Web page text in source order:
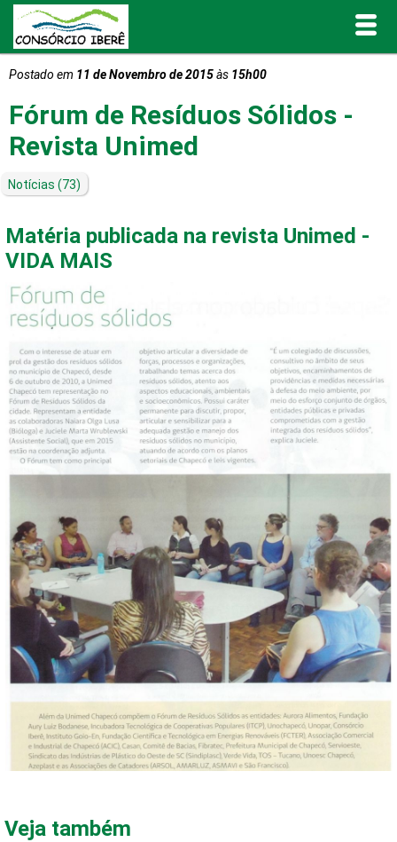
Inicial
O Consórcio Iberê
Projetos
Portal de Transparência
Informativos e Relatórios
Notícias
Contato
FECHAR PEDIDO
Postado em 11 de Novembro de 2015às 15h00
Fórum de Resíduos Sólidos -
Revista Unimed
Notícias (73)
Matéria publicada na revista Unimed -
VIDA MAIS
Veja também